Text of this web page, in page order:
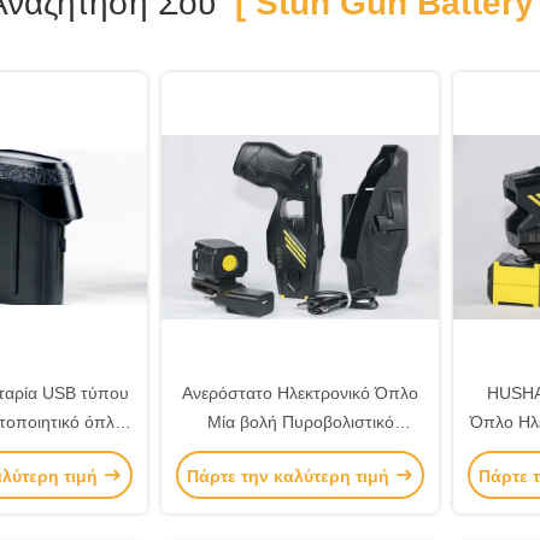
USB τύπου
όπλο
τιμή
Ανερόστατο Ηλεκτρονικό Όπλο
Μία βολή Πυροβολιστικό
Πυροβολιστικό
Πάρτε την καλύτερη τιμή
Όπλο
Πάρτε